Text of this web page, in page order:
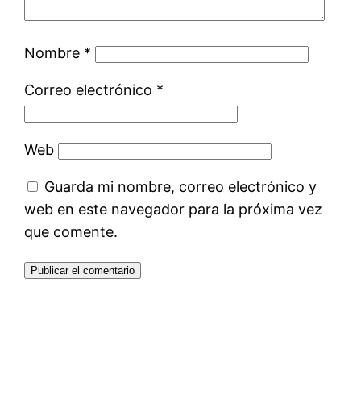
Nombre *
Correo electrónico *
Web
Guarda mi nombre, correo electrónico y
web en este navegador para la próxima vez
que comente.